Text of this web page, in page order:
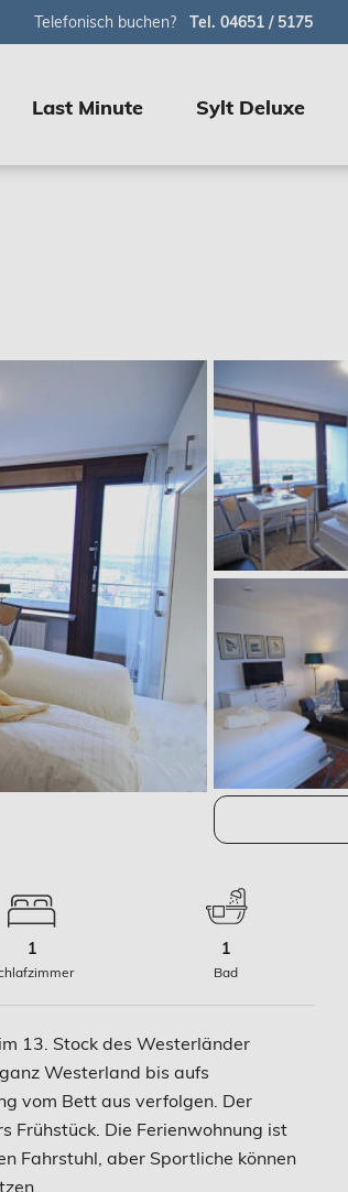
Telefonisch buchen? Tel. 04651 / 5175
Last Minute Sylt Deluxe
1 1
Bad
13. Stock des Westerländer
Westerland bis aufs
vom Bett aus verfolgen. Der
Frühstück. Die Ferienwohnung ist
Fahrstuhl, aber Sportliche können